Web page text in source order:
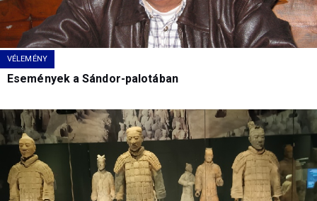
VÉLEMÉNY
Események a Sándor-palotában